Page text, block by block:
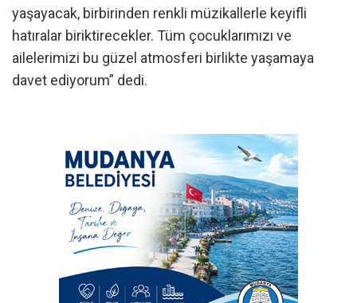
yaşayacak, birbirinden renkli müzikallerle keyifli
hatıralar biriktirecekler. Tüm çocuklarımızı ve
ailelerimizi bu güzel atmosferi birlikte yaşamaya
davet ediyorum” dedi.